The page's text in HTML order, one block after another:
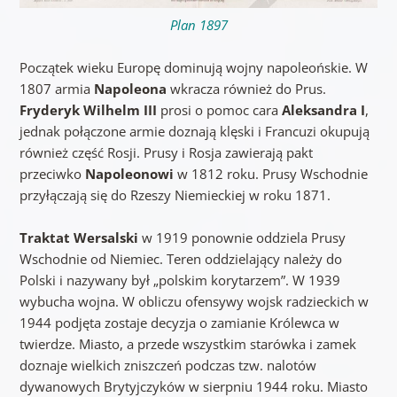
Plan 1897
Początek wieku Europę dominują wojny napoleońskie. W
1807 armia Napoleona wkracza również do Prus.
Fryderyk Wilhelm III prosi o pomoc cara Aleksandra I,
jednak połączone armie doznają klęski i Francuzi okupują
również część Rosji. Prusy i Rosja zawierają pakt
przeciwko Napoleonowi w 1812 roku. Prusy Wschodnie
przyłączają się do Rzeszy Niemieckiej w roku 1871.
Traktat Wersalski w 1919 ponownie oddziela Prusy
Wschodnie od Niemiec. Teren oddzielający należy do
Polski i nazywany był „polskim korytarzem”. W 1939
wybucha wojna. W obliczu ofensywy wojsk radzieckich w
1944 podjęta zostaje decyzja o zamianie Królewca w
twierdze. Miasto, a przede wszystkim starówka i zamek
doznaje wielkich zniszczeń podczas tzw. nalotów
dywanowych Brytyjczyków w sierpniu 1944 roku. Miasto